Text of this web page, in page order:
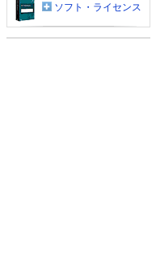
ソフト・ライセンス